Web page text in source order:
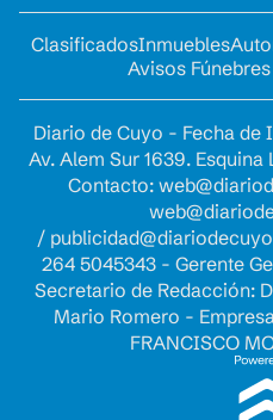
ClasificadosInmuebles
Avisos
Diario de Cuyo - Fecha de
Av. Alem Sur 1639.
Contacto:
/
264 5045343 - Gerente
Secretario de Redacción:
Mario Romero -
FRANCISCO